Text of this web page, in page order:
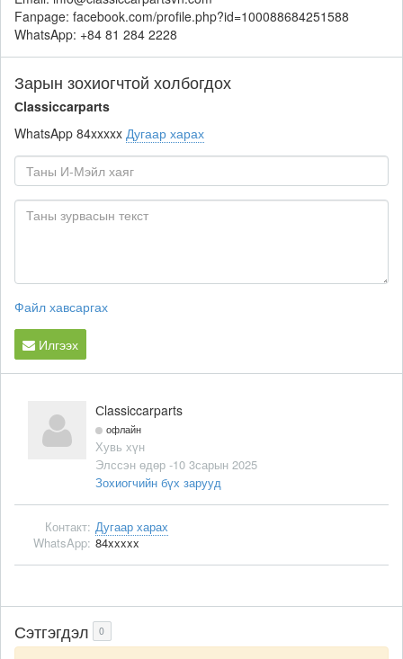
Fanpage: facebook.com/profile.php?id=100088684251588
WhatsApp: +84 81 284 2228
Зарын зохиогчтой холбогдох
Сlassiccarparts
WhatsApp 84xxxxx Дугаар харах
Файл хавсаргах
Илгээх
Сlassiccarparts
офлайн
Хувь хүн
Элссэн өдөр -10 3сарын 2025
Зохиогчийн бүх зарууд
Контакт: Дугаар харах
WhatsApp: 84xxxxx
Сэтгэгдэл 0